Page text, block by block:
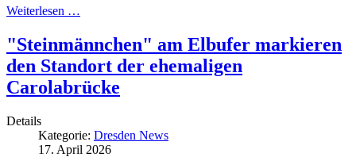
Weiterlesen …
"Steinmännchen" am Elbufer markieren
den Standort der ehemaligen
Carolabrücke
Details
Kategorie: Dresden News
17. April 2026